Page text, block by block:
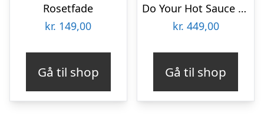
Rosetfade
kr. 149,00
Gå til shop
Do Your Hot Sauce Gaveæske
kr. 449,00
Gå til shop